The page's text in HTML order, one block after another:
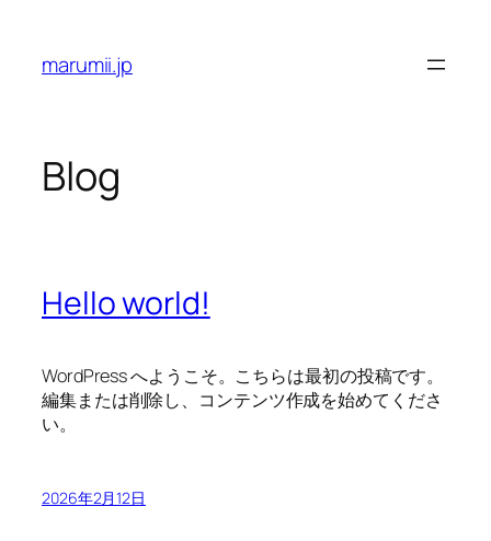
content
marumii.jp
Blog
Hello world!
WordPress へようこそ。こちらは最初の投稿です。
編集または削除し、コンテンツ作成を始めてくださ
い。
2026年2月12日